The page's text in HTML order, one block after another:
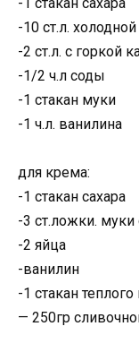
-10 ст.л.
-2 ст.л. с горкой
-1/2 ч.л соды
-1 стакан муки
-1 ч.л. ванилина
для крема:
-1 стакан сахара
-3 ст.ложки. муки
-2 яйца
-ванилин
-1 стакан
— 250гр